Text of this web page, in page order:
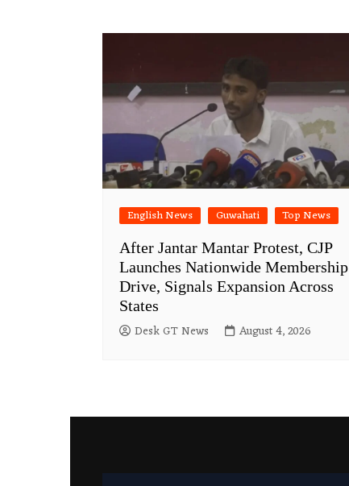
English News Guwahati Top News
After Jantar Mantar Protest, CJP
Launches Nationwide Membership
Drive, Signals Expansion Across
States
Desk GT News August 4, 2026